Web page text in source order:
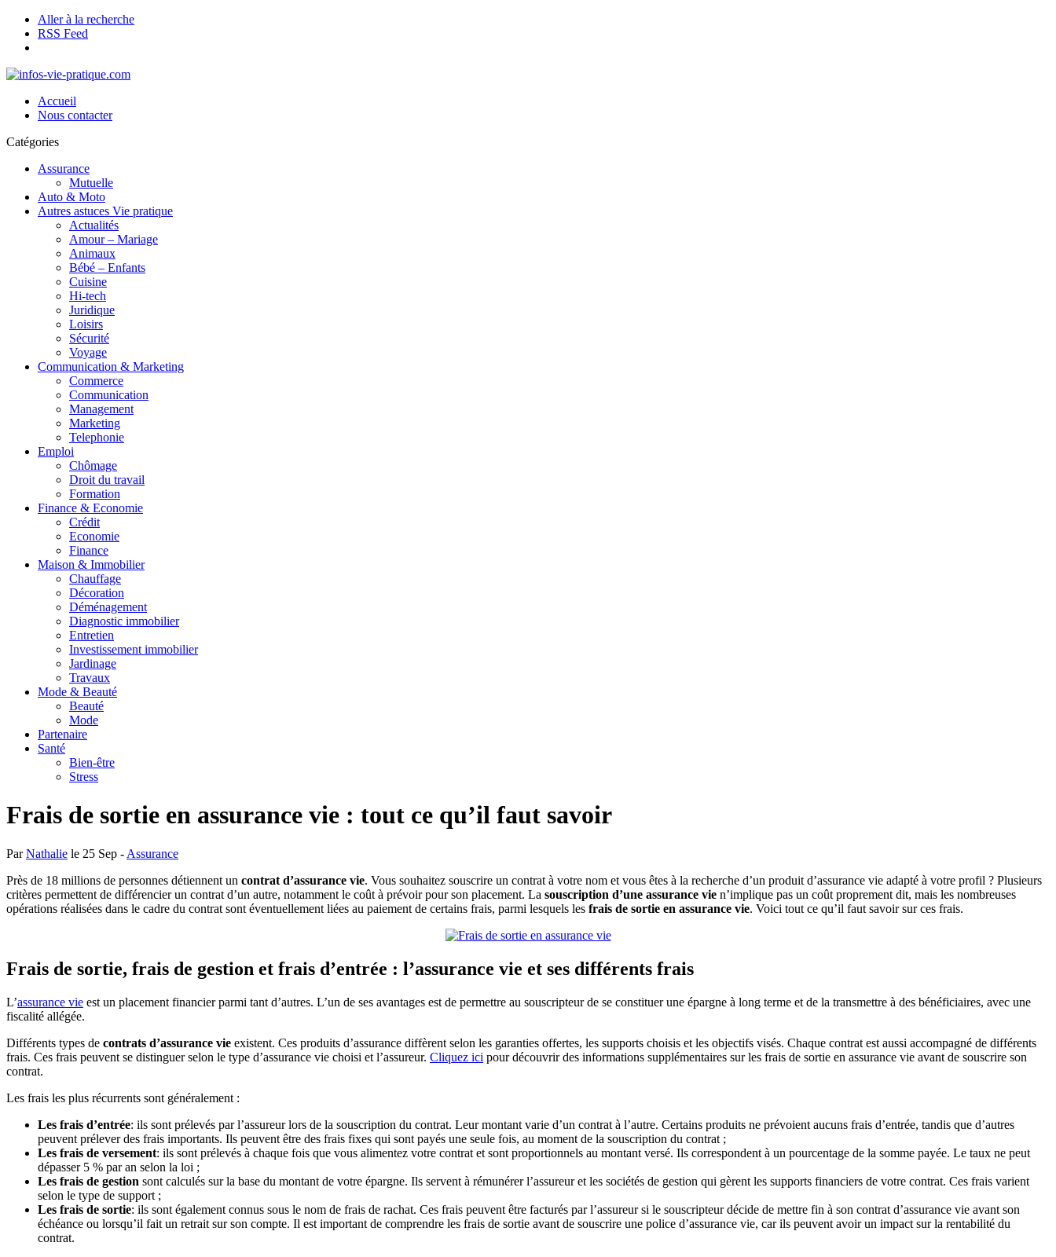
Aller à la recherche
RSS Feed
Accueil
Nous contacter
Catégories
Assurance
Mutuelle
Auto & Moto
Autres astuces Vie pratique
Actualités
Amour – Mariage
Animaux
Bébé – Enfants
Cuisine
Hi-tech
Juridique
Loisirs
Sécurité
Voyage
Communication & Marketing
Commerce
Communication
Management
Marketing
Telephonie
Emploi
Chômage
Droit du travail
Formation
Finance & Economie
Crédit
Economie
Finance
Maison & Immobilier
Chauffage
Décoration
Déménagement
Diagnostic immobilier
Entretien
Investissement immobilier
Jardinage
Travaux
Mode & Beauté
Beauté
Mode
Partenaire
Santé
Bien-être
Stress
Frais de sortie en assurance vie : tout ce qu’il faut savoir
ParNathalie le 25 Sep - Assurance
Près de 18 millions de personnes détiennent un contrat d’assurance vie. Vous souhaitez souscrire un contrat à votre nom et vous êtes à la recherche d’un produit d’assurance vie adapté à votre profil ? Plusieurs
critères permettent de différencier un contrat d’un autre, notamment le coût à prévoir pour son placement. La souscription d’une assurance vie n’implique pas un coût proprement dit, mais les nombreuses
opérations réalisées dans le cadre du contrat sont éventuellement liées au paiement de certains frais, parmi lesquels les frais de sortie en assurance vie. Voici tout ce qu’il faut savoir sur ces frais.
Frais de sortie, frais de gestion et frais d’entrée : l’assurance vie et ses différents frais
L’assurance vie est un placement financier parmi tant d’autres. L’un de ses avantages est de permettre au souscripteur de se constituer une épargne à long terme et de la transmettre à des bénéficiaires, avec une
fiscalité allégée.
Différents types de contrats d’assurance vie existent. Ces produits d’assurance diffèrent selon les garanties offertes, les supports choisis et les objectifs visés. Chaque contrat est aussi accompagné de différents
frais. Ces frais peuvent se distinguer selon le type d’assurance vie choisi et l’assureur. Cliquez ici pour découvrir des informations supplémentaires sur les frais de sortie en assurance vie avant de souscrire son
contrat.
Les frais les plus récurrents sont généralement :
Les frais d’entrée: ils sont prélevés par l’assureur lors de la souscription du contrat. Leur montant varie d’un contrat à l’autre. Certains produits ne prévoient aucuns frais d’entrée, tandis que d’autres
peuvent prélever des frais importants. Ils peuvent être des frais fixes qui sont payés une seule fois, au moment de la souscription du contrat ;
Les frais de versement: ils sont prélevés à chaque fois que vous alimentez votre contrat et sont proportionnels au montant versé. Ils correspondent à un pourcentage de la somme payée. Le taux ne peut
dépasser 5 % par an selon la loi ;
Les frais de gestion sont calculés sur la base du montant de votre épargne. Ils servent à rémunérer l’assureur et les sociétés de gestion qui gèrent les supports financiers de votre contrat. Ces frais varient
selon le type de support ;
Les frais de sortie: ils sont également connus sous le nom de frais de rachat. Ces frais peuvent être facturés par l’assureur si le souscripteur décide de mettre fin à son contrat d’assurance vie avant son
échéance ou lorsqu’il fait un retrait sur son compte. Il est important de comprendre les frais de sortie avant de souscrire une police d’assurance vie, car ils peuvent avoir un impact sur la rentabilité du
contrat.